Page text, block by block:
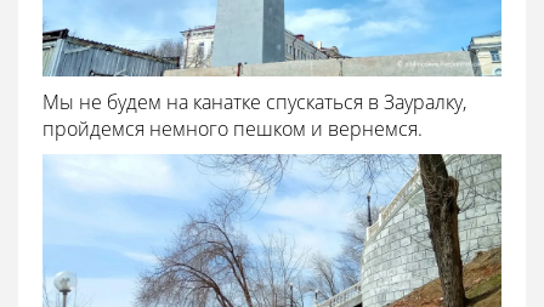
Мы не будем на канатке спускаться в Зауралку,
пройдемся немного пешком и вернемся.